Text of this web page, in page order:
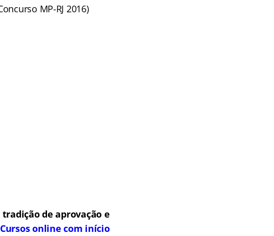
MP-RJ 2016)
de aprovação e
Cursos online com início